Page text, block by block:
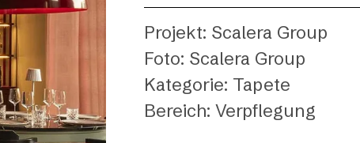
Projekt: Scalera Group
Foto: Scalera Group
Kategorie: Tapete
Bereich: Verpflegung